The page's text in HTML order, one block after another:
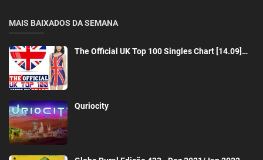
MAIS BAIXADOS DA SEMANA
The Official UK Top 100 Singles Chart [14.09]…
Quriocity